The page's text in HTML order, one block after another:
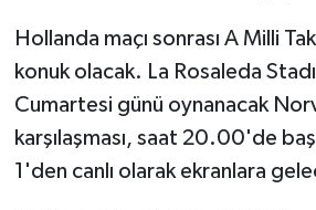
Hollanda maçı sonrası A Milli
konuk olacak. La Rosaleda
Cumartesi günü oynanacak
karşılaşması, saat 20.00'de
1'den canlı olarak ekranlara